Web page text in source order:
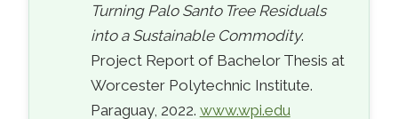
Turning Palo Santo Tree Residuals
into a Sustainable Commodity.
Project Report of Bachelor Thesis at
Worcester Polytechnic Institute.
Paraguay, 2022. www.wpi.edu